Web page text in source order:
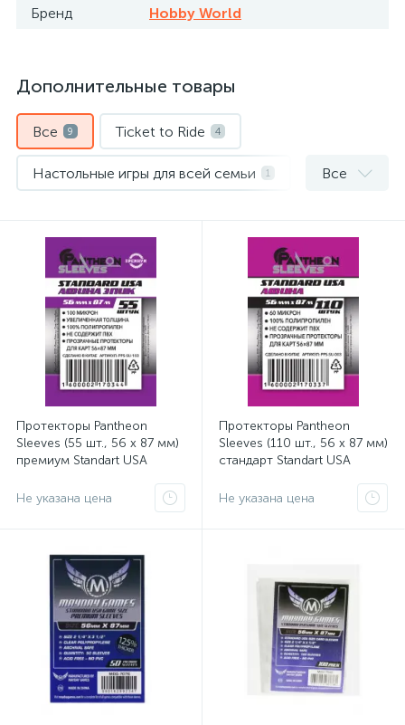
Бренд
Hobby World
Дополнительные товары
Все 9 Ticket to Ride 4
Настольные игры для всей семьи 1 Все
Протекторы Pantheon
Sleeves (55 шт., 56 x 87 мм)
премиум Standart USA
Не указана цена
Протекторы Pantheon
Sleeves (110 шт., 56 x 87 мм)
стандарт Standart USA
Не указана цена